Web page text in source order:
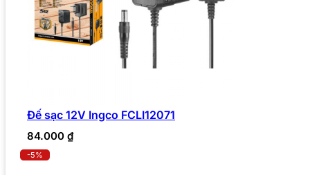
Đế sạc 12V Ingco FCLI12071
84.000 ₫
-5%